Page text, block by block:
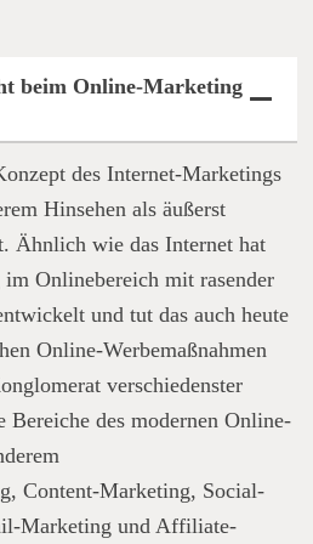
beim Online-Marketing
des Internet-Marketings
Hinsehen als äußerst
Ähnlich wie das Internet hat
Onlinebereich mit rasender
und tut das auch heute
Online-Werbemaßnahmen
verschiedenster
des modernen Online-
Content-Marketing, Social-
Marketing und Affiliate-